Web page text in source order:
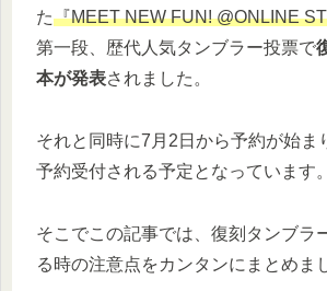
た『MEET NEW FUN! @ONLINE
第一段、歴代人気タンブラー投票で
本が発表されました。
それと同時に7月2日から予約が始ま
予約受付される予定となっています。
そこでこの記事では、復刻タンブラ
る時の注意点をカンタンにまとめま